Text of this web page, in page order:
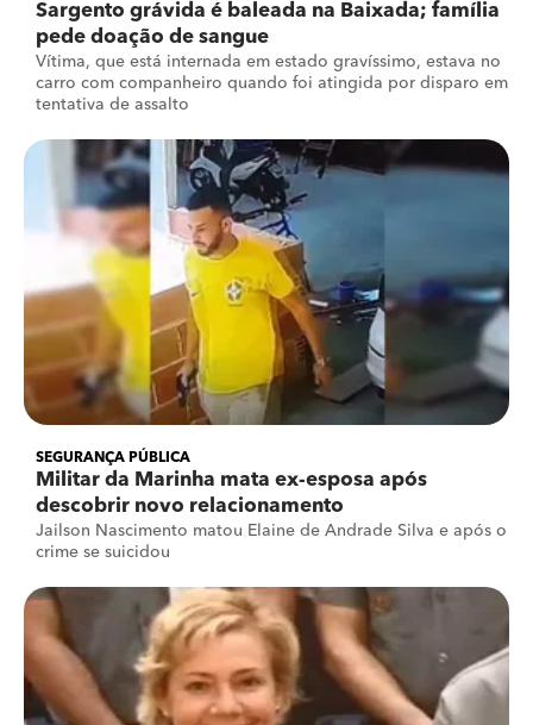
Sargento grávida é baleada na Baixada; família
pede doação de sangue
Vítima, que está internada em estado gravíssimo, estava no
carro com companheiro quando foi atingida por disparo em
tentativa de assalto
SEGURANÇA PÚBLICA
Militar da Marinha mata ex-esposa após
descobrir novo relacionamento
Jailson Nascimento matou Elaine de Andrade Silva e após o
crime se suicidou